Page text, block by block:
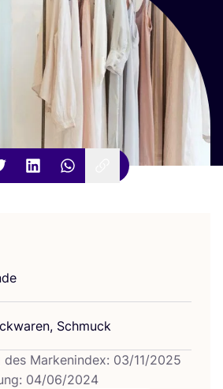
Schmuck
Markenindex: 03/11/2025
04/06/2024